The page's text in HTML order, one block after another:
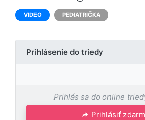
VIDEO PEDIATRIČKA
Prihlásenie do triedy
Prihlás sa do online
Prihlásiť